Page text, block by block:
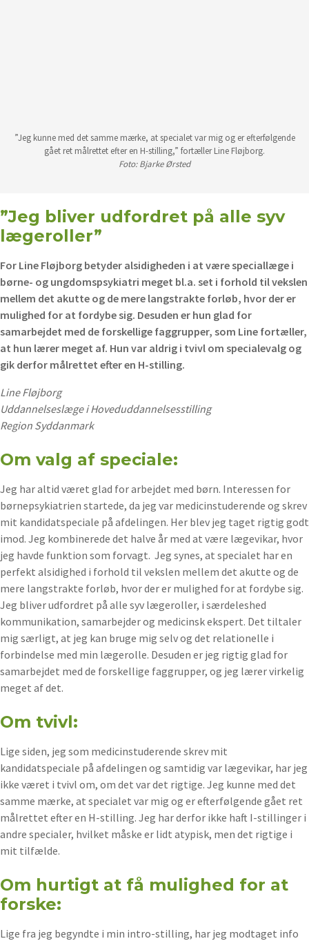
”Jeg kunne med det samme mærke, at specialet var mig og er efterfølgende
gået ret målrettet efter en H-stilling,” fortæller Line Fløjborg.
Foto: Bjarke Ørsted
”Jeg bliver udfordret på alle syv
lægeroller”
For Line Fløjborg betyder alsidigheden i at være speciallæge i
børne- og ungdomspsykiatri meget bl.a. set i forhold til vekslen
mellem det akutte og de mere langstrakte forløb, hvor der er
mulighed for at fordybe sig. Desuden er hun glad for
samarbejdet med de forskellige faggrupper, som Line fortæller,
at hun lærer meget af. Hun var aldrig i tvivl om specialevalg og
gik derfor målrettet efter en H-stilling.
Line Fløjborg
Uddannelseslæge i Hoveduddannelsesstilling
Region Syddanmark
Om valg af speciale:
Jeg har altid været glad for arbejdet med børn. Interessen for
børnepsykiatrien startede, da jeg var medicinstuderende og skrev
mit kandidatspeciale på afdelingen. Her blev jeg taget rigtig godt
imod. Jeg kombinerede det halve år med at være lægevikar, hvor
jeg havde funktion som forvagt. Jeg synes, at specialet har en
perfekt alsidighed i forhold til vekslen mellem det akutte og de
mere langstrakte forløb, hvor der er mulighed for at fordybe sig.
Jeg bliver udfordret på alle syv lægeroller, i særdeleshed
kommunikation, samarbejder og medicinsk ekspert. Det tiltaler
mig særligt, at jeg kan bruge mig selv og det relationelle i
forbindelse med min lægerolle. Desuden er jeg rigtig glad for
samarbejdet med de forskellige faggrupper, og jeg lærer virkelig
meget af det.
Om tvivl:
Lige siden, jeg som medicinstuderende skrev mit
kandidatspeciale på afdelingen og samtidig var lægevikar, har jeg
ikke været i tvivl om, om det var det rigtige. Jeg kunne med det
samme mærke, at specialet var mig og er efterfølgende gået ret
målrettet efter en H-stilling. Jeg har derfor ikke haft I-stillinger i
andre specialer, hvilket måske er lidt atypisk, men det rigtige i
mit tilfælde.
Om hurtigt at få mulighed for at
forske:
Lige fra jeg begyndte i min intro-stilling, har jeg modtaget info